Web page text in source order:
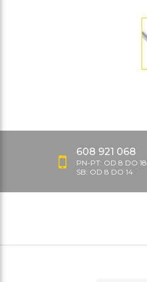
608 921 068
PN-PT: OD 8 DO 18
SB: OD 8 DO 14